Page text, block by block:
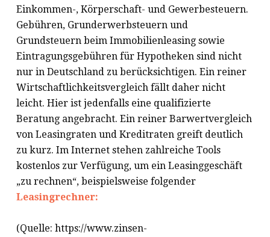
Einkommen-, Körperschaft- und Gewerbesteuern.
Gebühren, Grunderwerbsteuern und
Grundsteuern beim Immobilienleasing sowie
Eintragungsgebühren für Hypotheken sind nicht
nur in Deutschland zu berücksichtigen. Ein reiner
Wirtschaftlichkeitsvergleich fällt daher nicht
leicht. Hier ist jedenfalls eine qualifizierte
Beratung angebracht. Ein reiner Barwertvergleich
von Leasingraten und Kreditraten greift deutlich
zu kurz. Im Internet stehen zahlreiche Tools
kostenlos zur Verfügung, um ein Leasinggeschäft
„zu rechnen“, beispielsweise folgender
Leasingrechner:
(Quelle: https://www.zinsen-